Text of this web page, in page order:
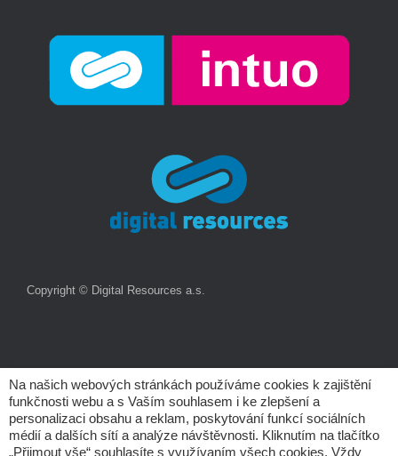
Copyright © Digital Resources a.s.
Na našich webových stránkách používáme cookies k zajištění
funkčnosti webu a s Vaším souhlasem i ke zlepšení a
personalizaci obsahu a reklam, poskytování funkcí sociálních
médií a dalších sítí a analýze návštěvnosti. Kliknutím na tlačítko
„Přijmout vše“ souhlasíte s využívaním všech cookies. Vždy